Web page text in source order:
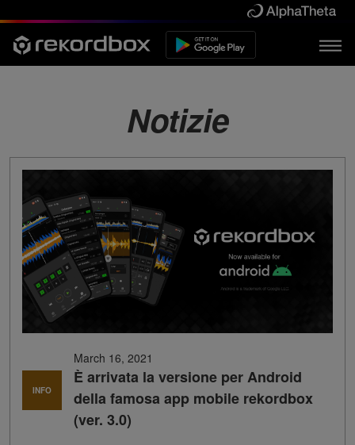
Notizie
INFO
March 16, 2021
È arrivata la versione per Android
della famosa app mobile rekordbox
(ver. 3.0)